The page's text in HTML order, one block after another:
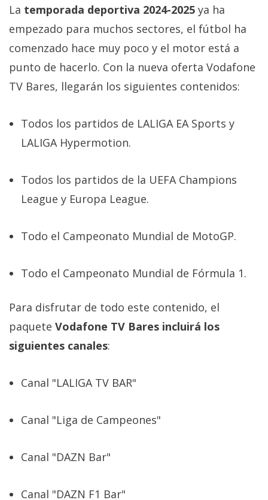
ordenadores,
apps,
informática,
comparativas,
trucos y
tutoriales.
(CC) 2006-
2026.Algunos
derechos
La temporada deportiva 2024-2025 ya ha
empezado para muchos sectores, el fútbol ha
comenzado hace muy poco y el motor está a
punto de hacerlo. Con la nueva oferta Vodafone
TV Bares, llegarán los siguientes contenidos:
Todos los partidos de LALIGA EA Sports y
LALIGA Hypermotion.
Todos los partidos de la UEFA Champions
League y Europa League.
Todo el Campeonato Mundial de MotoGP.
Todo el Campeonato Mundial de Fórmula 1.
Para disfrutar de todo este contenido, el
paquete Vodafone TV Bares incluirá los
siguientes canales:
Canal "LALIGA TV BAR"
Canal "Liga de Campeones"
Canal "DAZN Bar"
Canal "DAZN F1 Bar"